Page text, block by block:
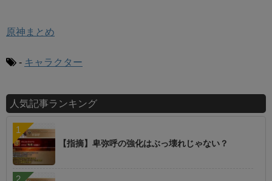
原神まとめ
- キャラクター
人気記事ランキング
【指摘】卑弥呼の強化はぶっ壊れじゃない？